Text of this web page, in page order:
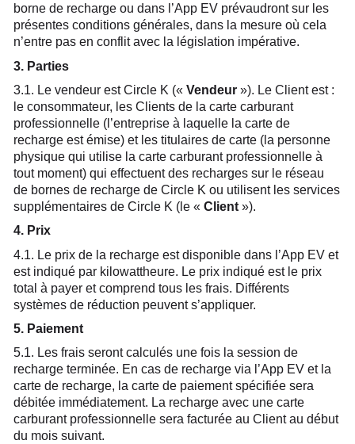
borne de recharge ou dans l’App EV prévaudront sur les
présentes conditions générales, dans la mesure où cela
n’entre pas en conflit avec la législation impérative.
3. Parties
3.1. Le vendeur est Circle K («Vendeur »). Le Client est :
le consommateur, les Clients de la carte carburant
professionnelle (l’entreprise à laquelle la carte de
recharge est émise) et les titulaires de carte (la personne
physique qui utilise la carte carburant professionnelle à
tout moment) qui effectuent des recharges sur le réseau
de bornes de recharge de Circle K ou utilisent les services
supplémentaires de Circle K (le «Client »).
4. Prix
4.1. Le prix de la recharge est disponible dans l’App EV et
est indiqué par kilowattheure. Le prix indiqué est le prix
total à payer et comprend tous les frais. Différents
systèmes de réduction peuvent s’appliquer.
5. Paiement
5.1. Les frais seront calculés une fois la session de
recharge terminée. En cas de recharge via l’App EV et la
carte de recharge, la carte de paiement spécifiée sera
débitée immédiatement. La recharge avec une carte
carburant professionnelle sera facturée au Client au début
du mois suivant.